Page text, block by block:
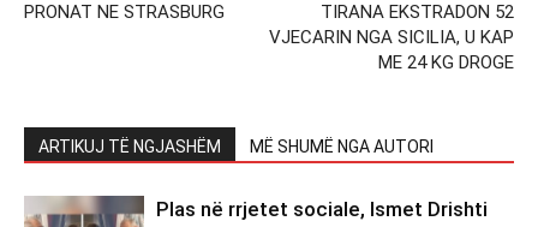
PRONAT NE STRASBURG
TIRANA EKSTRADON 52
VJECARIN NGA SICILIA, U KAP
ME 24 KG DROGE
ARTIKUJ TË NGJASHËM MË SHUMË NGA AUTORI
Plas në rrjetet sociale, Ismet Drishti